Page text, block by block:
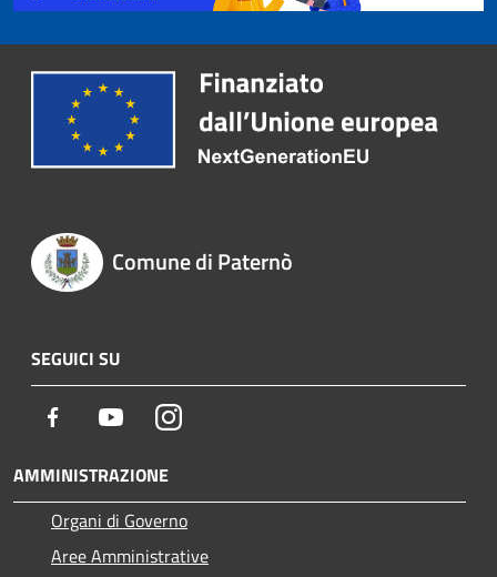
Comune di Paternò
SEGUICI SU
Facebook YoutubeInstagram
AMMINISTRAZIONE
Organi di Governo
Aree Amministrative